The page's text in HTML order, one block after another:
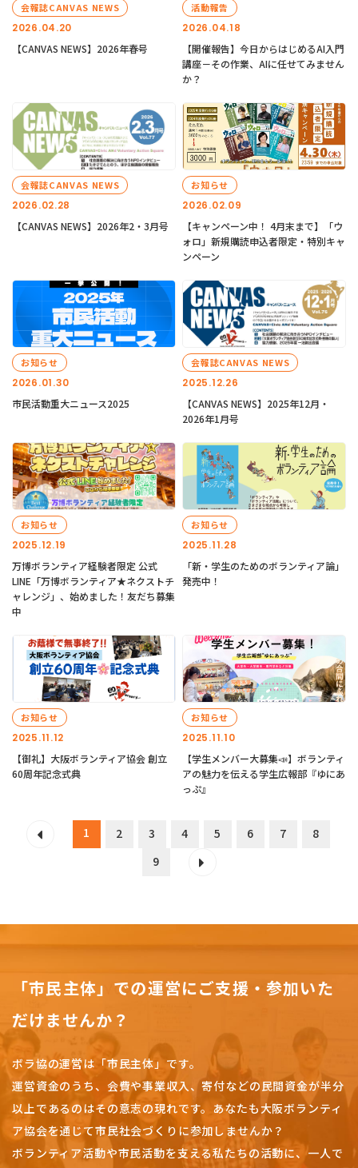
2026.04.20
会報誌CANVAS NEWS
【CANVAS NEWS】2026年春号
2026.04.18
活動報告
【開催報告】今日からはじめるAI入門
講座－その作業、AIに任せてみません
か？
2026.02.28
会報誌CANVAS NEWS
【CANVAS NEWS】2026年2・3月号
2026.02.09
お知らせ
【キャンペーン中！ 4月末まで】「ウ
ォロ」新規購読申込者限定・特別キャ
ンペーン
2026.01.30
お知らせ
市民活動重大ニュース2025
2025.12.26
会報誌CANVAS NEWS
【CANVAS NEWS】2025年12月・
2026年1月号
2025.12.19
お知らせ
万博ボランティア経験者限定 公式
LINE「万博ボランティア★ネクストチ
ャレンジ」、始めました！友だち募集
中
2025.11.28
お知らせ
「新・学生のためのボランティア論」
発売中！
2025.11.12
お知らせ
【御礼】大阪ボランティア協会 創立
60周年記念式典
2025.11.10
お知らせ
【学生メンバー大募集📣】ボランティ
アの魅力を伝える学生広報部『ゆにあ
っぷ』
1 2 3 4 5 6 7
8
9
「市民主体」での運営にご支援・参加いた
だけませんか？
ボラ協の運営は「市民主体」です。
運営資金のうち、会費や事業収入、寄付などの民間資金が半分
以上であるのはその意志の現れです。 あなたも大阪ボランティ
ア協会を通じて市民社会づくりに参加しませんか？
ボランティア活動や市民活動を支える私たちの活動に、一人で